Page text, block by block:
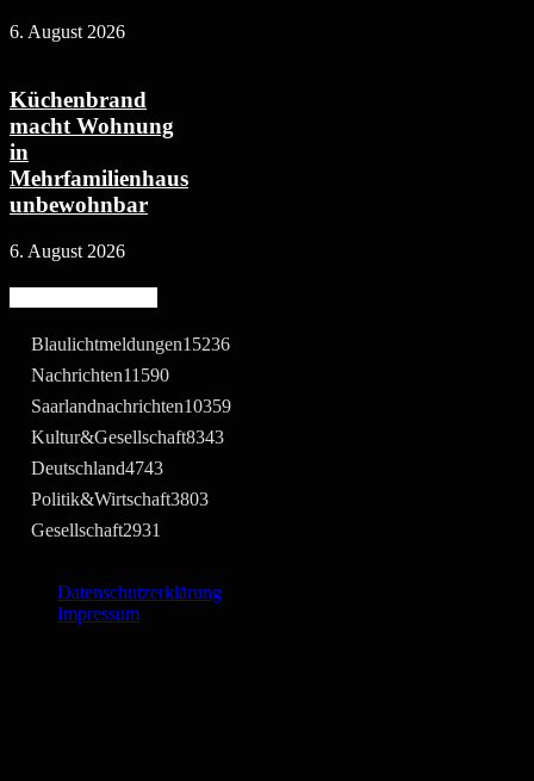
6. August 2026
Küchenbrand
macht Wohnung
in
Mehrfamilienhaus
unbewohnbar
6. August 2026
Blaulichtmeldungen15236
Nachrichten11590
Saarlandnachrichten10359
Kultur&Gesellschaft8343
Deutschland4743
Politik&Wirtschaft3803
Gesellschaft2931
Datenschutzerklärung
Impressum